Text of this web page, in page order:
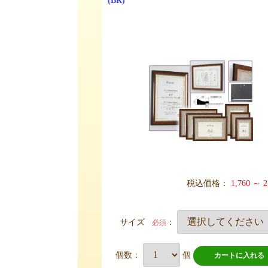
税込価格： 1,760 ～
サイズ 必須 ：
個数： 個 カートに入れる